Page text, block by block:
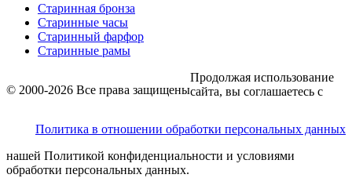
Старинная бронза
Старинные часы
Старинный фарфор
Старинные рамы
© 2000-2026 Все права защищены
Политика в отношении обработки персональных данных
Продолжая использование
сайта, вы соглашаетесь с
нашей Политикой конфиденциальности и условиями
обработки персональных данных.